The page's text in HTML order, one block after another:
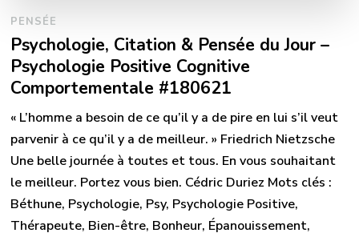
PENSÉE
Psychologie, Citation & Pensée du Jour –
Psychologie Positive Cognitive
Comportementale #180621
« L’homme a besoin de ce qu’il y a de pire en lui s’il veut
parvenir à ce qu’il y a de meilleur. » Friedrich Nietzsche
Une belle journée à toutes et tous. En vous souhaitant
le meilleur. Portez vous bien. Cédric Duriez Mots clés :
Béthune, Psychologie, Psy, Psychologie Positive,
Thérapeute, Bien-être, Bonheur, Épanouissement,